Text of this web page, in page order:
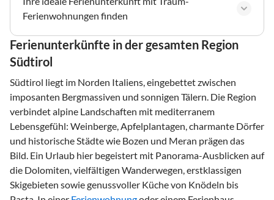
Ferienwohnungen finden
Ferienunterkünfte in der gesamten Region
Südtirol
Südtirol liegt im Norden Italiens, eingebettet zwischen
imposanten Bergmassiven und sonnigen Tälern. Die Region
verbindet alpine Landschaften mit mediterranem
Lebensgefühl: Weinberge, Apfelplantagen, charmante Dörfer
und historische Städte wie Bozen und Meran prägen das
Bild. Ein Urlaub hier begeistert mit Panorama-Ausblicken auf
die Dolomiten, vielfältigen Wanderwegen, erstklassigen
Skigebieten sowie genussvoller Küche von Knödeln bis